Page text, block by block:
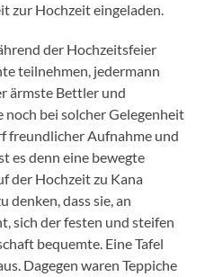
zur Hochzeit eingeladen.
der Hochzeitsfeier
teilnehmen, jedermann
ärmste Bettler und
bei solcher Gelegenheit
freundlicher Aufnahme und
es denn eine bewegte
der Hochzeit zu Kana
denken, dass sie, an
sich der festen und steifen
bequemte. Eine Tafel
Dagegen waren Teppiche